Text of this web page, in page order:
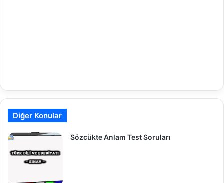
Diğer Konular
Sözcükte Anlam Test Soruları